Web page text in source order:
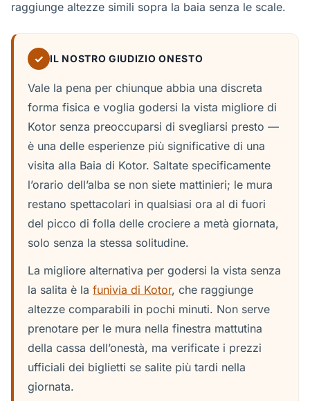
raggiunge altezze simili sopra la baia senza le scale.
✓ IL NOSTRO GIUDIZIO ONESTO
Vale la pena per chiunque abbia una discreta
forma fisica e voglia godersi la vista migliore di
Kotor senza preoccuparsi di svegliarsi presto —
è una delle esperienze più significative di una
visita alla Baia di Kotor. Saltate specificamente
l’orario dell’alba se non siete mattinieri; le mura
restano spettacolari in qualsiasi ora al di fuori
del picco di folla delle crociere a metà giornata,
solo senza la stessa solitudine.
La migliore alternativa per godersi la vista senza
la salita è la funivia di Kotor, che raggiunge
altezze comparabili in pochi minuti. Non serve
prenotare per le mura nella finestra mattutina
della cassa dell’onestà, ma verificate i prezzi
ufficiali dei biglietti se salite più tardi nella
giornata.